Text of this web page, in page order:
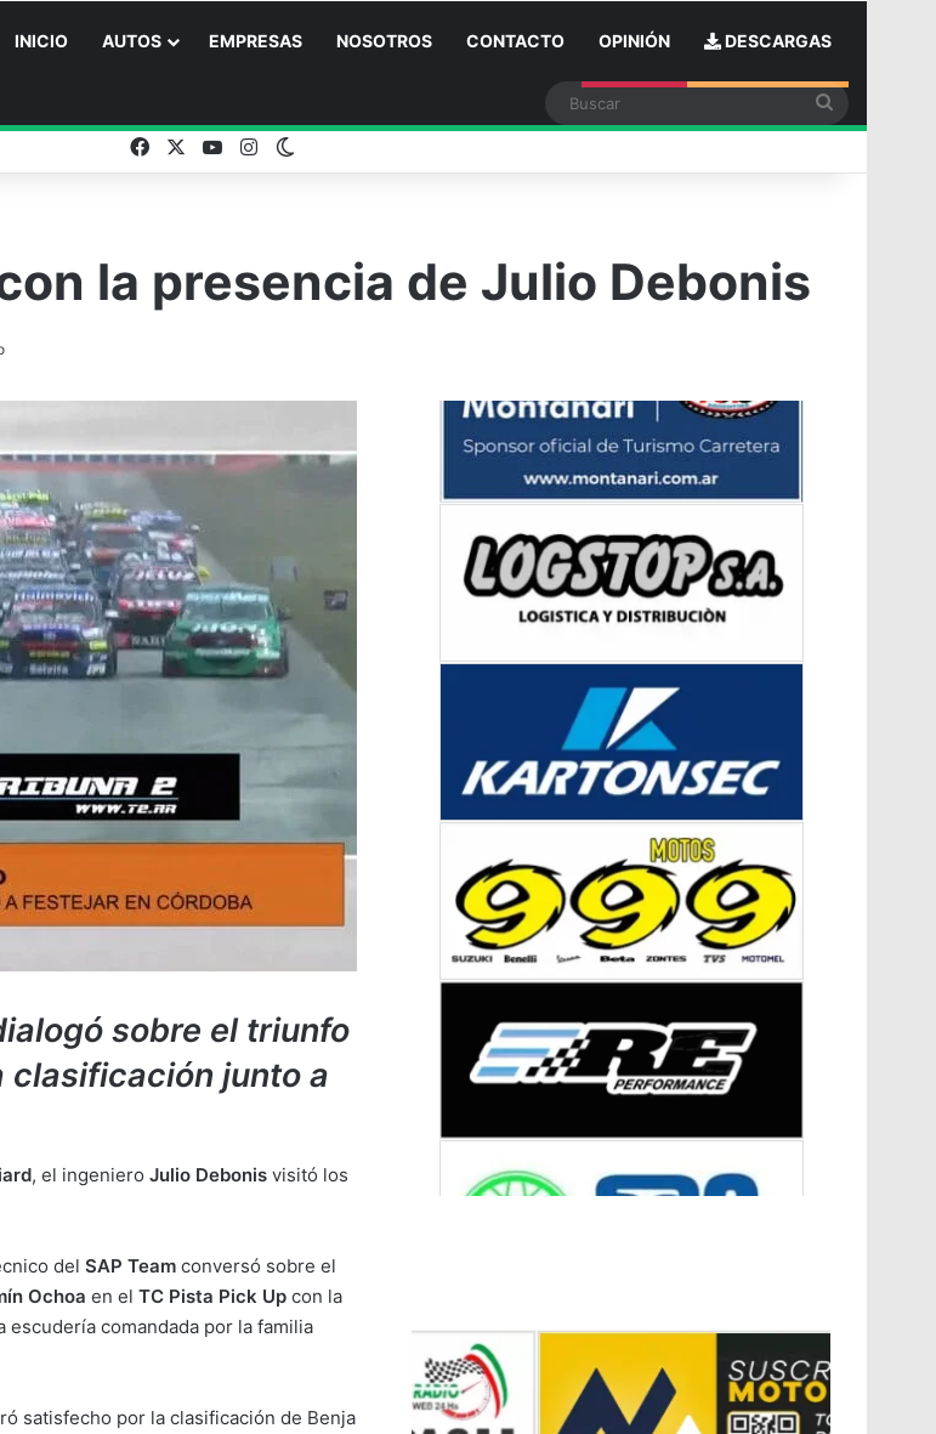
INICIO AUTOS EMPRESAS NOSOTROS CONTACTO OPINIÓN DESCARGAS
FacebookYouTubeInstagramSwitch skin
la presencia de Julio Debonis
sobre el triunfo
clasificación junto a
, el ingeniero Julio Debonis visitó los
del SAP Team conversó sobre el
Ochoa en el TC Pista Pick Up con la
escudería comandada por la familia
satisfecho por la clasificación de Benja